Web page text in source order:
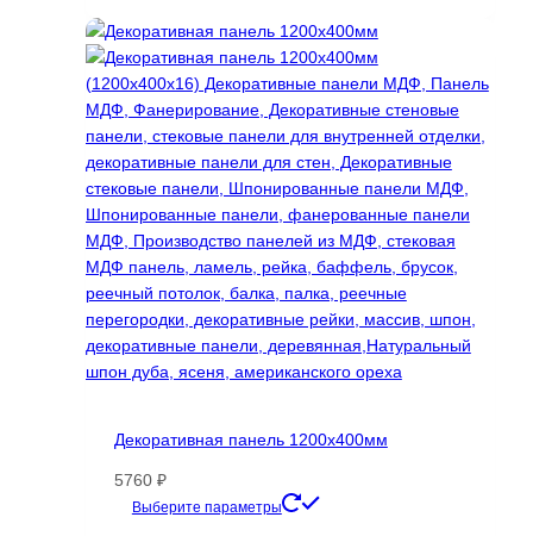
–
14300 ₽
имеет
несколько
вариаций.
Опции
можно
выбрать
на
странице
товара.
Декоративная панель 1200х400мм
5760 ₽
Выберите параметры